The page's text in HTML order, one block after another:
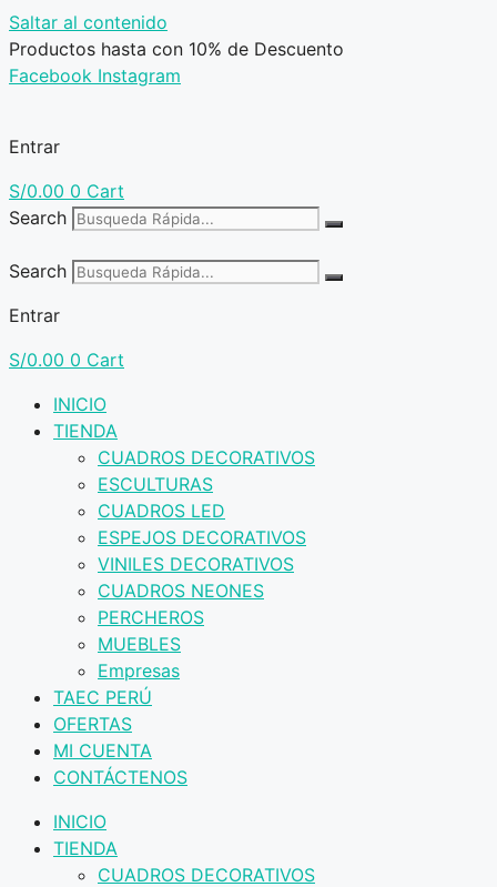
Saltar al contenido
Productos hasta con 10% de Descuento
Facebook Instagram
Entrar
S/0.00 0 Cart
Search
Search
Entrar
S/0.00 0 Cart
INICIO
TIENDA
CUADROS DECORATIVOS
ESCULTURAS
CUADROS LED
ESPEJOS DECORATIVOS
VINILES DECORATIVOS
CUADROS NEONES
PERCHEROS
MUEBLES
Empresas
TAEC PERÚ
OFERTAS
MI CUENTA
CONTÁCTENOS
INICIO
TIENDA
CUADROS DECORATIVOS